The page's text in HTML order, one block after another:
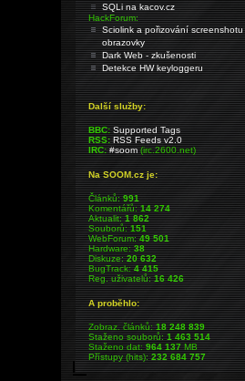
SQLi na kacov.cz
HackForum:
Sciolink a pořizování screenshotu
obrazovky
Dark Web - zkušenosti
Detekce HW keyloggeru
Další služby:
BBC: Supported Tags
RSS: RSS Feeds v2.0
IRC: #soom(irc.2600.net)
Na SOOM.cz je:
Článků:991
Komentářů:14 274
Aktualit:1 862
Souborů:151
WebForum:49 501
Hardware:38
Diskuze:20 632
BugTrack:4 415
Reg. uživatelů:16 426
A proběhlo:
Zobraz. článků:18 248 839
Staženo souborů:1 463 514
Staženo dat:964 137MB
Přístupy (hits):232 684 757